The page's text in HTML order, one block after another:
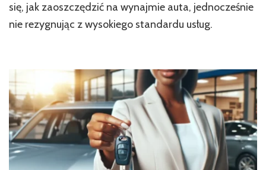
się, jak zaoszczędzić na wynajmie auta, jednocześnie
nie rezygnując z wysokiego standardu usług.